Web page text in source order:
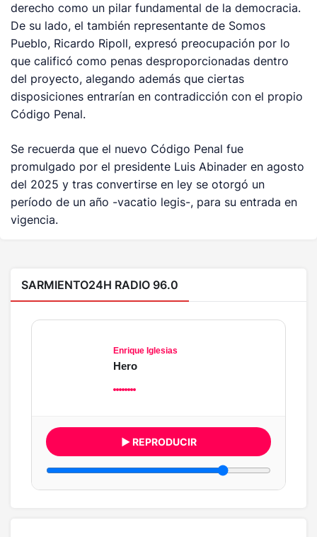
derecho como un pilar fundamental de la democracia.
De su lado, el también representante de Somos
Pueblo, Ricardo Ripoll, expresó preocupación por lo
que calificó como penas desproporcionadas dentro
del proyecto, alegando además que ciertas
disposiciones entrarían en contradicción con el propio
Código Penal.
Se recuerda que el nuevo Código Penal fue
promulgado por el presidente Luis Abinader en agosto
del 2025 y tras convertirse en ley se otorgó un
período de un año -vacatio legis-, para su entrada en
vigencia.
SARMIENTO24H RADIO 96.0
Enrique Iglesias
Hero
▶ REPRODUCIR